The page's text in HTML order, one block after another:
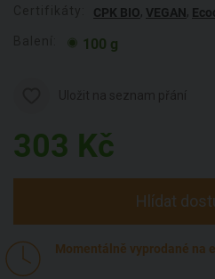
CPK BIO, VEGAN,
100 g
303 Kč
Hlídat
Momentálně vyprodané na